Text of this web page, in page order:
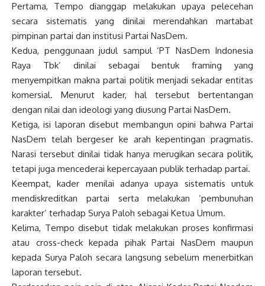
Pertama, Tempo dianggap melakukan upaya pelecehan
secara sistematis yang dinilai merendahkan martabat
pimpinan partai dan institusi Partai NasDem.
Kedua, penggunaan judul sampul ‘PT NasDem Indonesia
Raya Tbk’ dinilai sebagai bentuk framing yang
menyempitkan makna partai politik menjadi sekadar entitas
komersial. Menurut kader, hal tersebut bertentangan
dengan nilai dan ideologi yang diusung Partai NasDem.
Ketiga, isi laporan disebut membangun opini bahwa Partai
NasDem telah bergeser ke arah kepentingan pragmatis.
Narasi tersebut dinilai tidak hanya merugikan secara politik,
tetapi juga mencederai kepercayaan publik terhadap partai.
Keempat, kader menilai adanya upaya sistematis untuk
mendiskreditkan partai serta melakukan ‘pembunuhan
karakter’ terhadap Surya Paloh sebagai Ketua Umum.
Kelima, Tempo disebut tidak melakukan proses konfirmasi
atau cross-check kepada pihak Partai NasDem maupun
kepada Surya Paloh secara langsung sebelum menerbitkan
laporan tersebut.